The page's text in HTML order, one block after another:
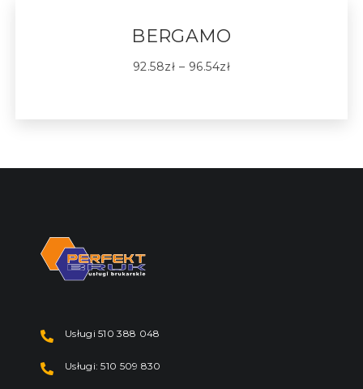
BERGAMO
92.58zł – 96.54zł
Usługi 510 388 048
Usługi: 510 509 830